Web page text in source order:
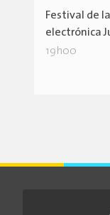
Festival de
electrónica
19h00